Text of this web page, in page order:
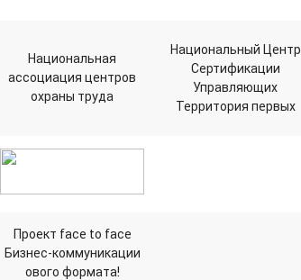
Национальная
ассоциация центров
охраны труда
Национальный Центр
Сертификации
Управляющих
Территория первых
Проект face to face
Бизнес-коммуникации
ового формата!